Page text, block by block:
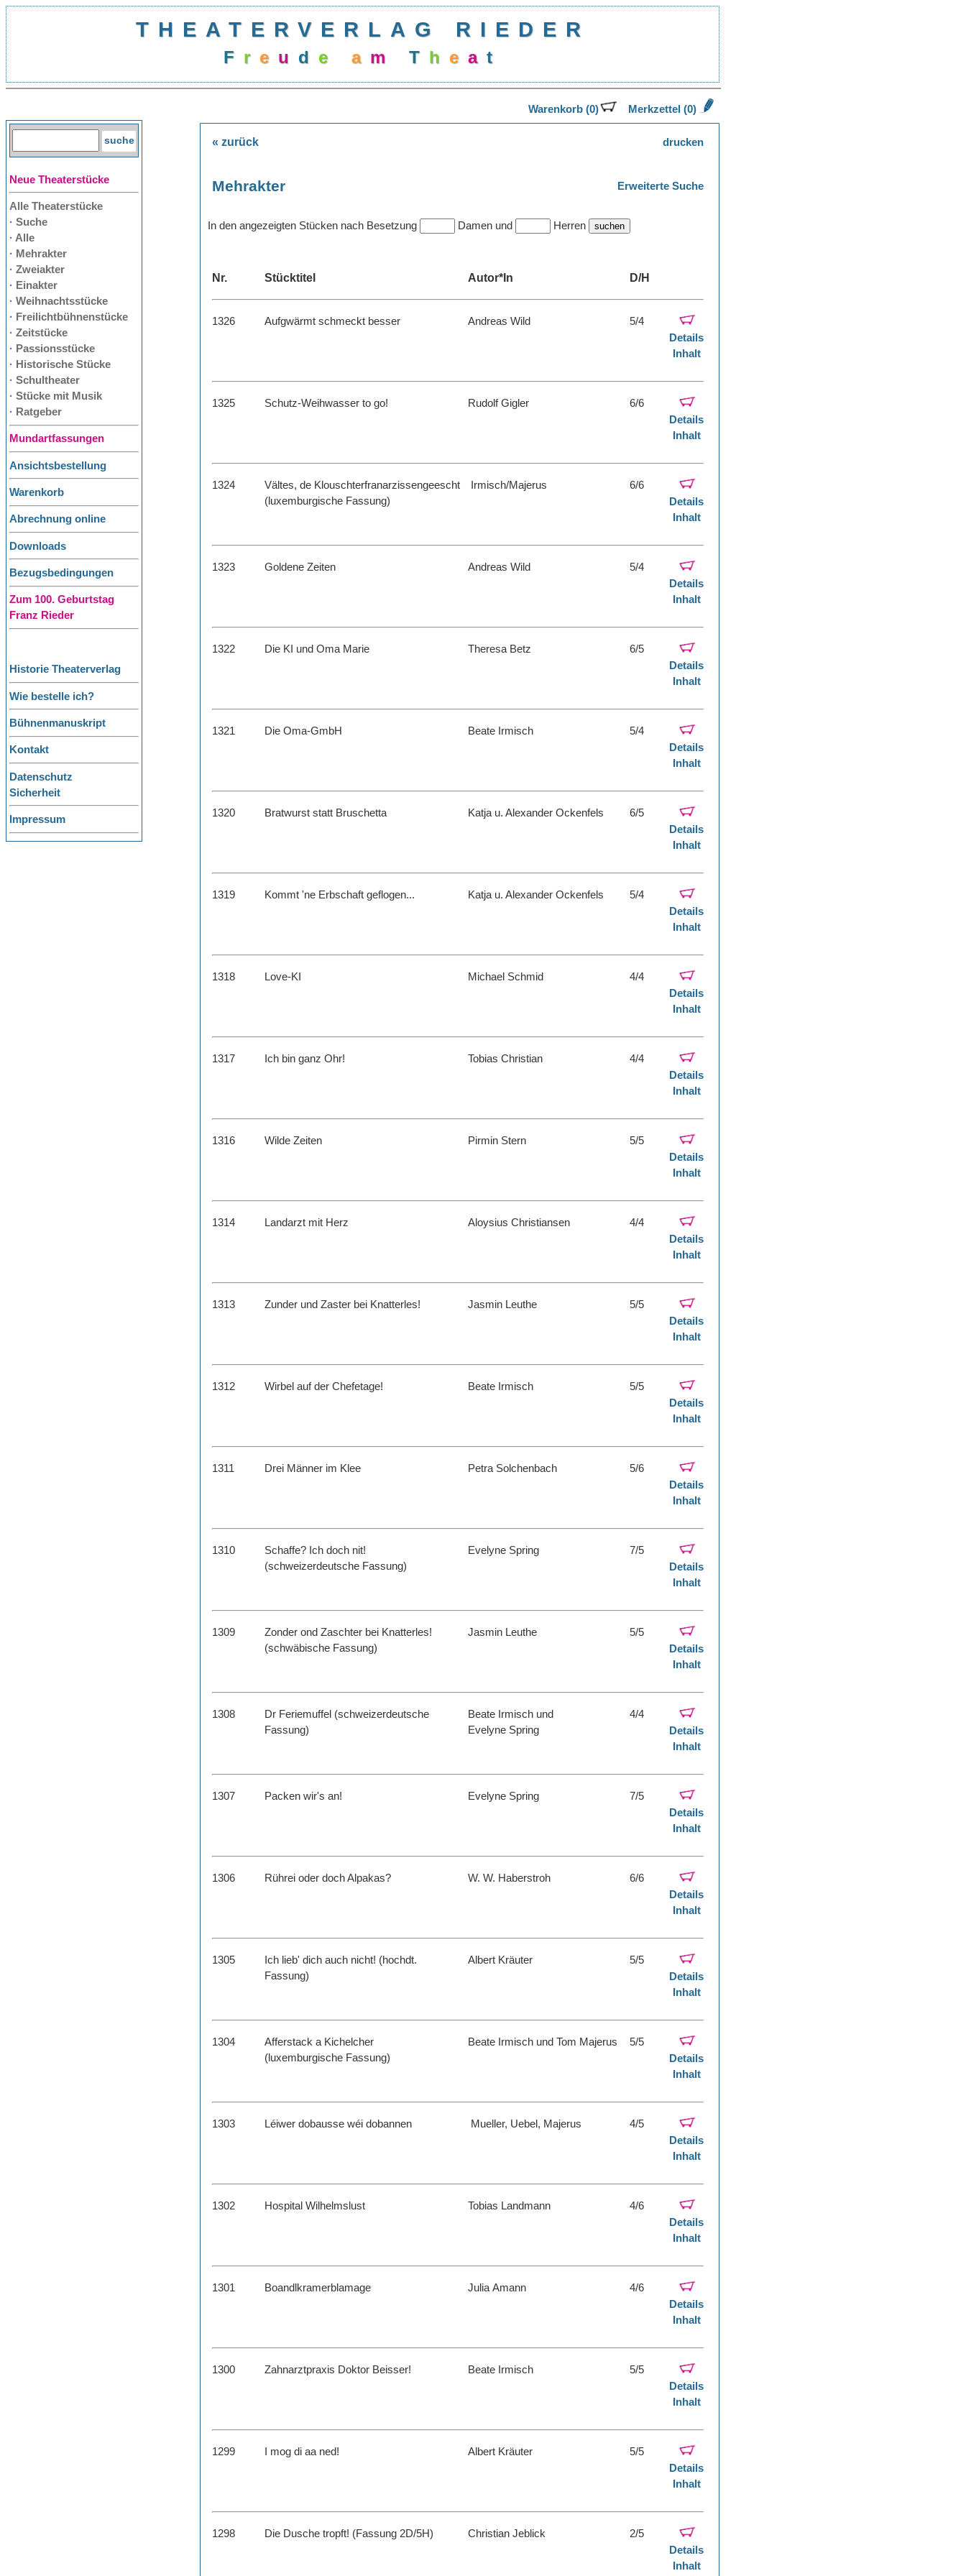
THEATERVERLAG RIEDER
r e u d e a m T h e a te
Neue Theaterstücke
Alle Theaterstücke
· Suche
· Alle
· Mehrakter
· Zweiakter
· Einakter
· Weihnachtsstücke
· Freilichtbühnenstücke
· Zeitstücke
· Passionsstücke
· Historische Stücke
· Schultheater
· Stücke mit Musik
· Ratgeber
Mundartfassungen
Ansichtsbestellung
Warenkorb
Abrechnung online
Downloads
Bezugsbedingungen
Zum 100. Geburtstag
Franz Rieder
Historie Theaterverlag
Wie bestelle ich?
Bühnenmanuskript
Kontakt
Datenschutz
Sicherheit
Impressum
Warenkorb (0) Merkzettel (0)
« zurück drucken
Mehrakter Erweiterte Suche
In den angezeigten Stücken nach Besetzung Damen und Herren
Nr. Stücktitel Autor*In D/H
1326 Aufgwärmt schmeckt besser Andreas Wild
5/4
Details
Inhalt
1325 Schutz-Weihwasser to go! Rudolf Gigler
6/6
Details
Inhalt
1324
Vältes, de Klouschterfranarzissengeescht
(luxemburgische Fassung)
Irmisch/Majerus
6/6
Details
Inhalt
1323 Goldene Zeiten Andreas Wild
5/4
Details
Inhalt
1322 Die KI und Oma Marie Theresa Betz
6/5
Details
Inhalt
1321 Die Oma-GmbH Beate Irmisch
5/4
Details
Inhalt
1320 Bratwurst statt Bruschetta Katja u. Alexander Ockenfels
6/5
Details
Inhalt
1319 Kommt 'ne Erbschaft geflogen... Katja u. Alexander Ockenfels
5/4
Details
Inhalt
1318 Love-KI Michael Schmid
4/4
Details
Inhalt
1317 Ich bin ganz Ohr! Tobias Christian
4/4
Details
Inhalt
1316 Wilde Zeiten Pirmin Stern
5/5
Details
Inhalt
1314 Landarzt mit Herz Aloysius Christiansen
4/4
Details
Inhalt
1313 Zunder und Zaster bei Knatterles! Jasmin Leuthe
5/5
Details
Inhalt
1312 Wirbel auf der Chefetage! Beate Irmisch
5/5
Details
Inhalt
1311 Drei Männer im Klee Petra Solchenbach
5/6
Details
Inhalt
1310
Schaffe? Ich doch nit!
(schweizerdeutsche Fassung)
Evelyne Spring
7/5
Details
Inhalt
1309
Zonder ond Zaschter bei Knatterles!
(schwäbische Fassung)
Jasmin Leuthe
5/5
Details
Inhalt
1308
Dr Feriemuffel (schweizerdeutsche
Fassung)
Beate Irmisch und
Evelyne Spring
4/4
Details
Inhalt
1307 Packen wir's an! Evelyne Spring
7/5
Details
Inhalt
1306 Rührei oder doch Alpakas? W. W. Haberstroh
6/6
Details
Inhalt
1305
Ich lieb' dich auch nicht! (hochdt.
Fassung)
Albert Kräuter
5/5
Details
Inhalt
1304
Afferstack a Kichelcher
(luxemburgische Fassung)
Beate Irmisch und Tom Majerus
5/5
Details
Inhalt
1303 Léiwer dobausse wéi dobannen Mueller, Uebel, Majerus
4/5
Details
Inhalt
1302 Hospital Wilhelmslust Tobias Landmann
4/6
Details
Inhalt
1301 Boandlkramerblamage Julia Amann
4/6
Details
Inhalt
1300 Zahnarztpraxis Doktor Beisser! Beate Irmisch
5/5
Details
Inhalt
1299 I mog di aa ned! Albert Kräuter
5/5
Details
Inhalt
1298 Die Dusche tropft! (Fassung 2D/5H) Christian Jeblick
2/5
Details
Inhalt